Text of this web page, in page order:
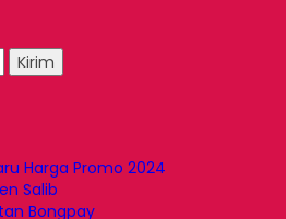
Kirim
Harga Promo 2024
Salib
Bongpay